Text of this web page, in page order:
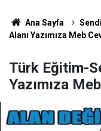
Ana Sayfa
Alanı Yazımıza Meb
Türk Eğitim-
Yazımıza